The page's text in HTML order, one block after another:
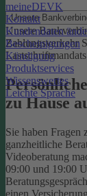
meineDEVK
Kontakt
Kundendaten
Bescheinigungen
Kündigung
Produktservices
Wissenswertes
Leichte Sprache
Unsere
Unsere
Zahlungsverkehr
zu Hause
Sie haben Fragen
ganzheitliche
Videoberatung
09:00 und 19:00